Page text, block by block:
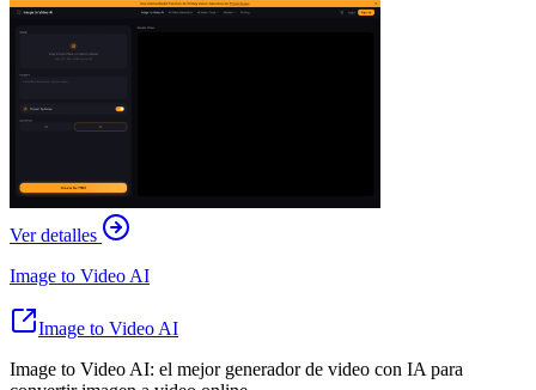
Ver detalles
Image to Video AI
Image to Video AI
Image to Video AI: el mejor generador de video con IA para